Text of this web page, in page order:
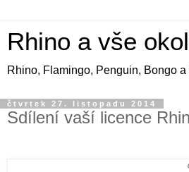
Rhino a vše
Rhino, Flamingo, Penguin, Bongo a
čtvrtek 27. listopadu 2014
Sdílení vaší licence